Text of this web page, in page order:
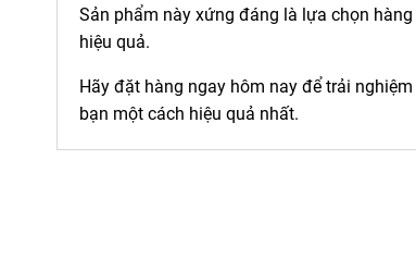
Sản phẩm này xứng đáng là lựa chọn
hiệu quả.
Hãy đặt hàng ngay hôm nay để trải
bạn một cách hiệu quả nhất.